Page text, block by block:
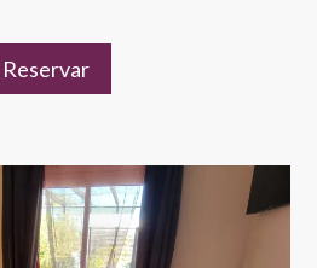
Reservar